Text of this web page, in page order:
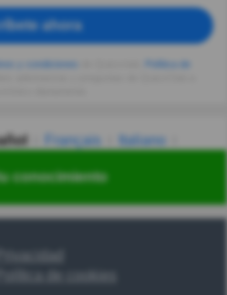
conocimiento
ahora
Français
Italiano
한국어 汉语